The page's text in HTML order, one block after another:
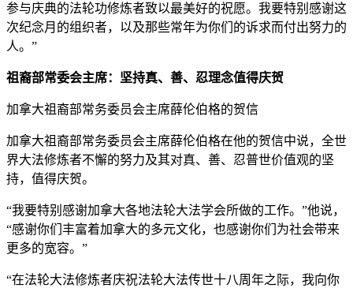
参与庆典的法轮功修炼者致以最美好的祝愿。我要特别感谢这
次纪念月的组织者，以及那些常年为你们的诉求而付出努力的
人。”
祖裔部常委会主席：坚持真、善、忍理念值得庆贺
加拿大祖裔部常务委员会主席薛伦伯格的贺信
加拿大祖裔部常务委员会主席薛伦伯格在他的贺信中说，全世
界大法修炼者不懈的努力及其对真、善、忍普世价值观的坚
持，值得庆贺。
“我要特别感谢加拿大各地法轮大法学会所做的工作。”他说，
“感谢你们丰富着加拿大的多元文化，也感谢你们为社会带来
更多的宽容。”
“在法轮大法修炼者庆祝法轮大法传世十八周年之际，我向你